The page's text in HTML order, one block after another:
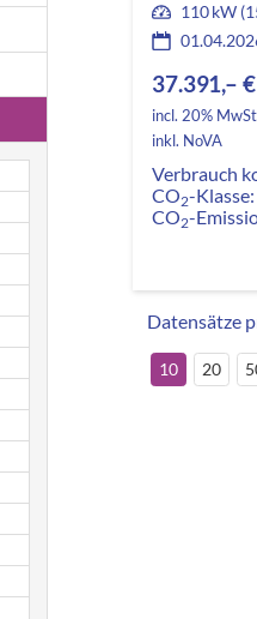
110 kW
37.391,– €
incl. 20%
inkl. NoVA
Verbrauch
CO2-Klasse:
CO2-
Datensätze
10 20